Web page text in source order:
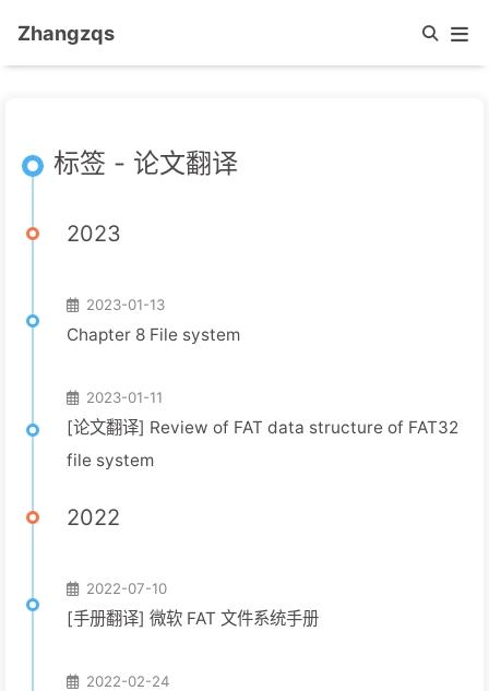
Zhangzqs
标签 - 论文翻译
2023
2023-01-13
Chapter 8 File system
2023-01-11
[论文翻译] Review of FAT data structure of FAT32
file system
2022
2022-07-10
[手册翻译] 微软 FAT 文件系统手册
2022-02-24